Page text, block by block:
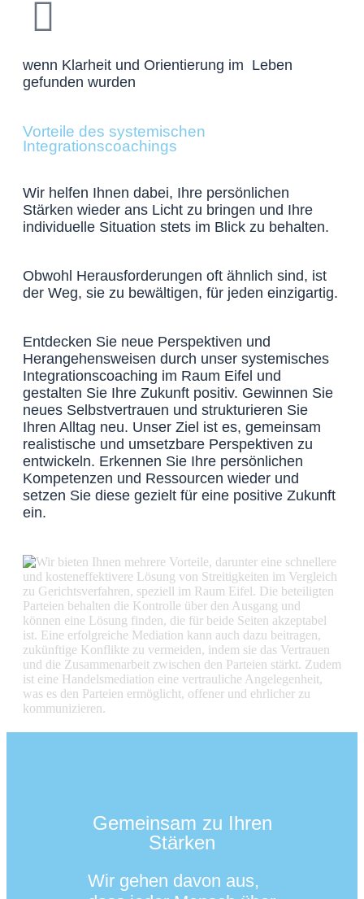
wenn Klarheit und Orientierung im Leben
gefunden wurden
Vorteile des systemischen
Integrationscoachings
Wir helfen Ihnen dabei, Ihre persönlichen
Stärken wieder ans Licht zu bringen und Ihre
individuelle Situation stets im Blick zu behalten.
Obwohl Herausforderungen oft ähnlich sind, ist
der Weg, sie zu bewältigen, für jeden einzigartig.
Entdecken Sie neue Perspektiven und
Herangehensweisen durch unser systemisches
Integrationscoaching im Raum Eifel und
gestalten Sie Ihre Zukunft positiv. Gewinnen Sie
neues Selbstvertrauen und strukturieren Sie
Ihren Alltag neu. Unser Ziel ist es, gemeinsam
realistische und umsetzbare Perspektiven zu
entwickeln. Erkennen Sie Ihre persönlichen
Kompetenzen und Ressourcen wieder und
setzen Sie diese gezielt für eine positive Zukunft
ein.
Gemeinsam zu Ihren
Stärken
Wir gehen davon aus,